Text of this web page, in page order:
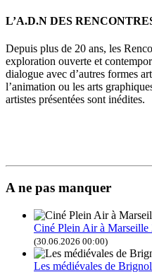
L’A.D.N DES
Depuis plus de 20 ans, les
exploration ouverte et
dialogue avec d’autres formes
l’animation ou les arts
artistes présentées sont inédites.
A ne pas manquer
Ciné Plein Air à Marseille
(30.06.2026 00:00)
Les médiévales de